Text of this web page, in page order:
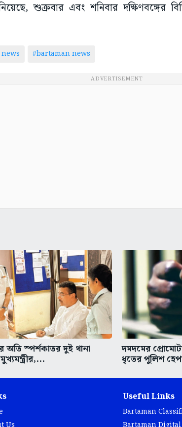
শুক্রবার এবং শনিবার দক্ষিণবঙ্গের
#bartaman news
ADVERTISEMENT
অতি স্পর্শকাতর দুই থানা দমদমের
ধৃতের পুলিশ
Useful Links
Bartaman